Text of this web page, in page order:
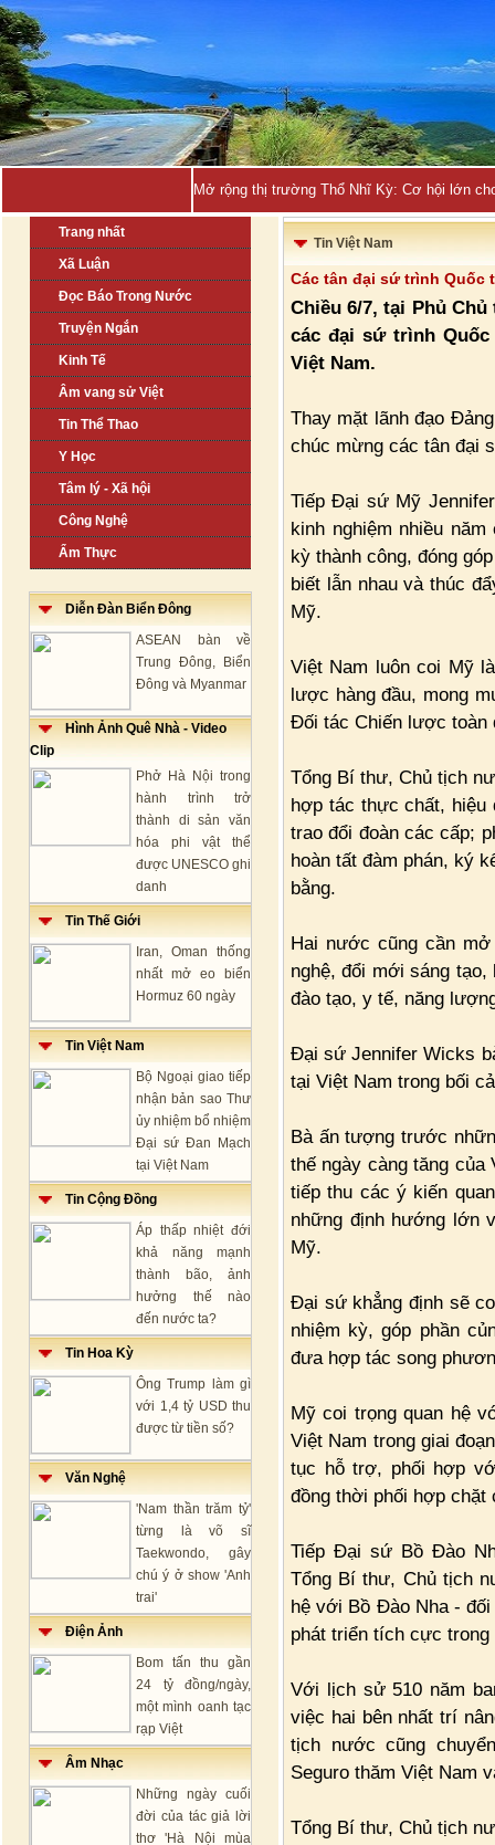
Mở rộng thị trường Thổ Nhĩ Kỳ: Cơ hội lớn
Trang nhất
Xã Luận
Đọc Báo Trong Nước
Truyện Ngắn
Kinh Tế
Âm vang sử Việt
Tin Thể Thao
Y Học
Tâm lý - Xã hội
Công Nghệ
Ẩm Thực
Diễn Đàn Biển Đông
ASEAN bàn về
Trung Đông, Biển
Đông và Myanmar
Hình Ảnh Quê Nhà - Video
Clip
Phở Hà Nội trong
hành trình trở
thành di sản văn
hóa phi vật thể
được UNESCO ghi
danh
Tin Thế Giới
Iran, Oman thống
nhất mở eo biển
Hormuz 60 ngày
Tin Việt Nam
Bộ Ngoại giao tiếp
nhận bản sao Thư
ủy nhiệm bổ nhiệm
Đại sứ Đan Mạch
tại Việt Nam
Tin Cộng Đồng
Áp thấp nhiệt đới
khả năng mạnh
thành bão, ảnh
hưởng thế nào
đến nước ta?
Tin Hoa Kỳ
Ông Trump làm gì
với 1,4 tỷ USD thu
được từ tiền số?
Văn Nghệ
'Nam thần trăm tỷ'
từng là võ sĩ
Taekwondo, gây
chú ý ở show 'Anh
trai'
Điện Ảnh
Bom tấn thu gần
24 tỷ đồng/ngày,
một mình oanh tạc
rạp Việt
Âm Nhạc
Những ngày cuối
đời của tác giả lời
thơ 'Hà Nội mùa
Tin Việt Nam
Các tân đại sứ trình
Chiều 6/7, tại Phủ
các đại sứ trình
Việt Nam.
Thay mặt lãnh đạo
chúc mừng các tân đại
Tiếp Đại sứ Mỹ
kinh nghiệm nhiều
kỳ thành công, đóng
biết lẫn nhau và thúc
Mỹ.
Việt Nam luôn coi Mỹ
lược hàng đầu, mong
Đối tác Chiến lược toàn
Tổng Bí thư, Chủ tịch
hợp tác thực chất,
trao đổi đoàn các cấp;
hoàn tất đàm phán, ký
bằng.
Hai nước cũng cần
nghệ, đổi mới sáng
đào tạo, y tế, năng
Đại sứ Jennifer Wicks
tại Việt Nam trong bối
Bà ấn tượng trước
thế ngày càng tăng
tiếp thu các ý kiến
những định hướng lớn
Mỹ.
Đại sứ khẳng định sẽ
nhiệm kỳ, góp phần
đưa hợp tác song
Mỹ coi trọng quan hệ
Việt Nam trong giai
tục hỗ trợ, phối hợp
đồng thời phối hợp chặt
Tiếp Đại sứ Bồ Đào
Tổng Bí thư, Chủ tịch
hệ với Bồ Đào Nha -
phát triển tích cực
Với lịch sử 510 năm
việc hai bên nhất trí
tịch nước cũng
Seguro thăm Việt Nam
Tổng Bí thư, Chủ tịch